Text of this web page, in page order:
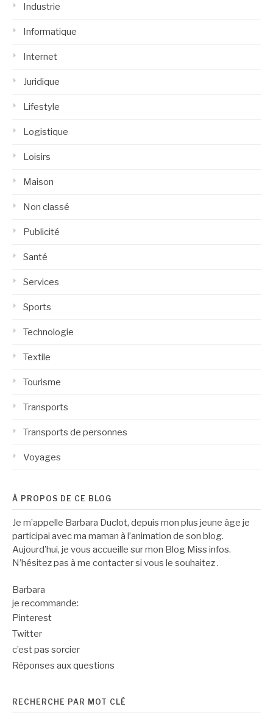
Industrie
Informatique
Internet
Juridique
Lifestyle
Logistique
Loisirs
Maison
Non classé
Publicité
Santé
Services
Sports
Technologie
Textile
Tourisme
Transports
Transports de personnes
Voyages
À PROPOS DE CE BLOG
Je m’appelle Barbara Duclot, depuis mon plus jeune âge je
participai avec ma maman à l’animation de son blog.
Aujourd’hui, je vous accueille sur mon Blog Miss infos.
N’hésitez pas à me contacter si vous le souhaitez .
Barbara
je recommande:
Pinterest
Twitter
c’est pas sorcier
Réponses aux questions
RECHERCHE PAR MOT CLÉ